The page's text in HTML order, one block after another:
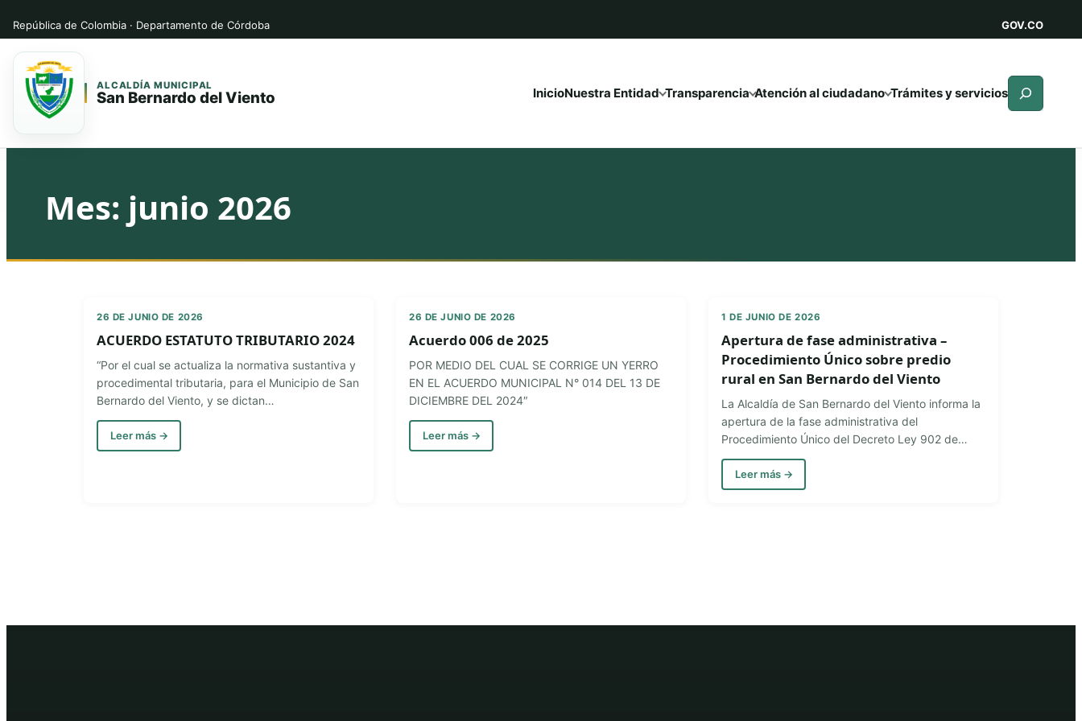
Saltar
principal
Saltar
República de Colombia · Departamento de Córdoba GOV.CO
ALCALDÍA MUNICIPAL
San Bernardo del Viento InicioNuestra Entidad Transparencia Atención al ciudadano Trámites y servicios Buscar
Mes: junio 2026
26 DE JUNIO DE 2026
ACUERDO ESTATUTO TRIBUTARIO 2024
“Por el cual se actualiza la normativa sustantiva y
procedimental tributaria, para el Municipio de San
Bernardo del Viento, y se dictan…
Leer más →
26 DE JUNIO DE 2026
Acuerdo 006 de 2025
POR MEDIO DEL CUAL SE CORRIGE UN YERRO
EN EL ACUERDO MUNICIPAL N° 014 DEL 13 DE
DICIEMBRE DEL 2024″
Leer más →
1 DE JUNIO DE 2026
Apertura de fase administrativa –
Procedimiento Único sobre predio
rural en San Bernardo del Viento
La Alcaldía de San Bernardo del Viento informa la
apertura de la fase administrativa del
Procedimiento Único del Decreto Ley 902 de…
Leer más →